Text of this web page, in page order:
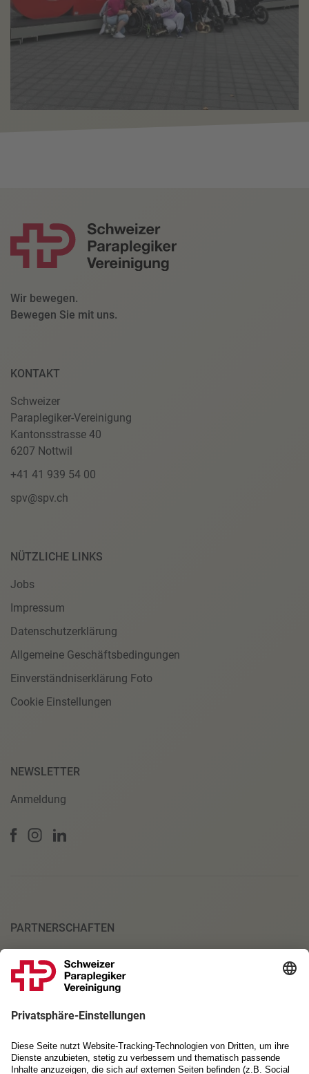
Wir bewegen.
Bewegen Sie mit uns.
KONTAKT
Schweizer
Paraplegiker-Vereinigung
Kantonsstrasse 40
6207 Nottwil
+41 41 939 54 00
spv@spv.ch
NÜTZLICHE LINKS
Jobs
Impressum
Datenschutzerklärung
Allgemeine Geschäftsbedingungen
Einverständniserklärung Foto
Cookie Einstellungen
NEWSLETTER
Anmeldung
PARTNERSCHAFTEN